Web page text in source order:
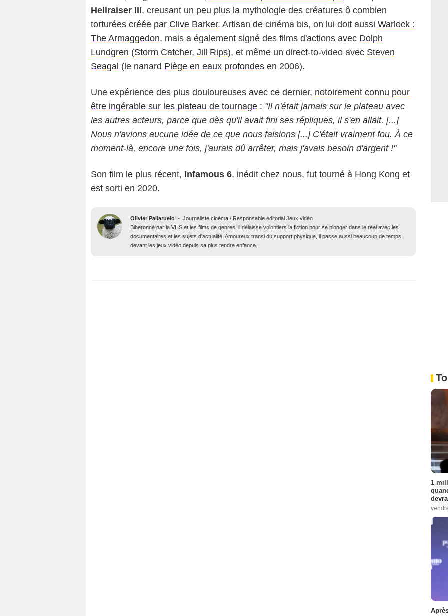
Hellraiser III, creusant un peu plus la mythologie des créatures ô combien
torturées créée par Clive Barker. Artisan de cinéma bis, on lui doit aussi Warlock :
The Armaggedon, mais a également signé des films d'actions avec Dolph
Lundgren (Storm Catcher, Jill Rips), et même un direct-to-video avec Steven
Seagal (le nanard Piège en eaux profondes en 2006).
Une expérience des plus douloureuses avec ce dernier, notoirement connu pour
être ingérable sur les plateau de tournage : "Il n'était jamais sur le plateau avec
les autres acteurs, parce que dès qu'il avait fini ses répliques, il s'en allait. [...]
Nous n'avions aucune idée de ce que nous faisions [...] C'était vraiment fou. À ce
moment-là, encore une fois, j'aurais dû arrêter, mais j'avais besoin d'argent !"
Son film le plus récent, Infamous 6, inédit chez nous, fut tourné à Hong Kong et
est sorti en 2020.
Olivier Pallaruelo - Journaliste cinéma / Responsable éditorial Jeux vidéo
Biberonné par la VHS et les films de genres, il délaisse volontiers la fiction pour se plonger dans le réel avec les
documentaires et les sujets d'actualité. Amoureux transi du support physique, il passe aussi beaucoup de temps
devant les jeux vidéo depuis sa plus tendre enfance.
1